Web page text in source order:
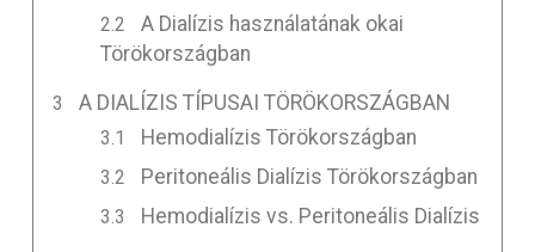
A Dialízis használatának okai
Törökországban
A DIALÍZIS TÍPUSAI TÖRÖKORSZÁGBAN
Hemodialízis Törökországban
Peritoneális Dialízis Törökországban
Hemodialízis vs. Peritoneális Dialízis